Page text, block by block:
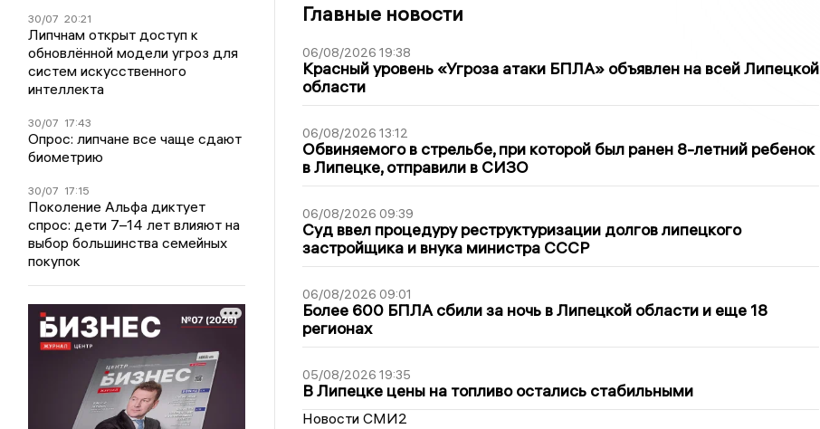
30/07 20:21
Липчнам открыт доступ к
обновлённой модели угроз для
систем искусственного
интеллекта
30/07 17:43
Опрос: липчане все чаще сдают
биометрию
30/07 17:15
Поколение Альфа диктует
спрос: дети 7–14 лет влияют на
выбор большинства семейных
покупок
Главные новости
06/08/2026 19:38
Красный уровень «Угроза атаки БПЛА» объявлен на всей Липецкой
области
06/08/2026 13:12
Обвиняемого в стрельбе, при которой был ранен 8-летний ребенок
в Липецке, отправили в СИЗО
06/08/2026 09:39
Суд ввел процедуру реструктуризации долгов липецкого
застройщика и внука министра СССР
06/08/2026 09:01
Более 600 БПЛА сбили за ночь в Липецкой области и еще 18
регионах
05/08/2026 19:35
В Липецке цены на топливо остались стабильными
Новости СМИ2